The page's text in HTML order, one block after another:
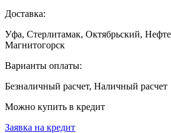
Доставка:
Уфа, Стерлитамак, Октябрьский,
Магнитогорск
Варианты оплаты:
Безналичный расчет, Наличный расчет
Можно купить в кредит
Заявка на кредит